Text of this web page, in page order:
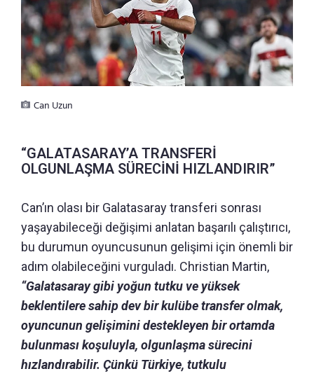
Can Uzun
“GALATASARAY’A TRANSFERİ
OLGUNLAŞMA SÜRECİNİ HIZLANDIRIR”
Can’ın olası bir Galatasaray transferi sonrası
yaşayabileceği değişimi anlatan başarılı çalıştırıcı,
bu durumun oyuncusunun gelişimi için önemli bir
adım olabileceğini vurguladı. Christian Martin,
“Galatasaray gibi yoğun tutku ve yüksek
beklentilere sahip dev bir kulübe transfer olmak,
oyuncunun gelişimini destekleyen bir ortamda
bulunması koşuluyla, olgunlaşma sürecini
hızlandırabilir. Çünkü Türkiye, tutkulu